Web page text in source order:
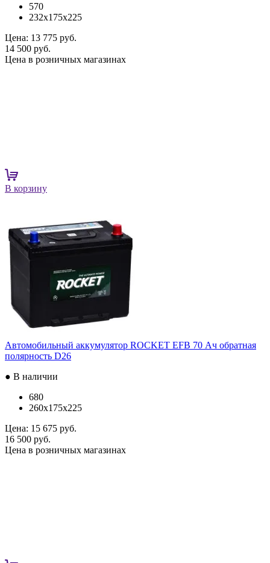
570
232x175x225
Цена: 13 775 руб.
14 500 руб.
Цена в розничных магазинах
В корзину
Автомобильный аккумулятор ROCKET EFB 70 Ач обратная
полярность D26
● В наличии
680
260x175x225
Цена: 15 675 руб.
16 500 руб.
Цена в розничных магазинах